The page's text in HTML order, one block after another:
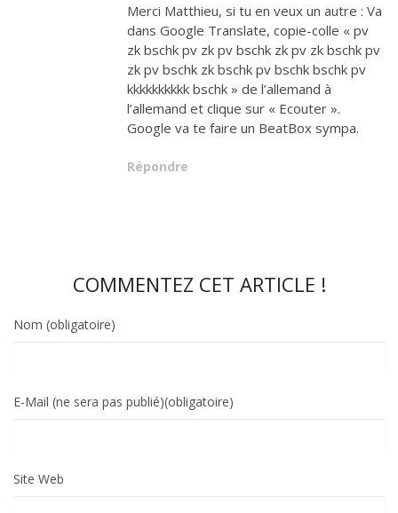
Merci Matthieu, si tu en veux un autre : Va
dans Google Translate, copie-colle « pv
zk bschk pv zk pv bschk zk pv zk bschk pv
zk pv bschk zk bschk pv bschk bschk pv
kkkkkkkkkk bschk » de l’allemand à
l’allemand et clique sur « Ecouter ».
Google va te faire un BeatBox sympa.
Répondre
COMMENTEZ CET ARTICLE !
Nom (obligatoire)
E-Mail (ne sera pas publié)(obligatoire)
Site Web